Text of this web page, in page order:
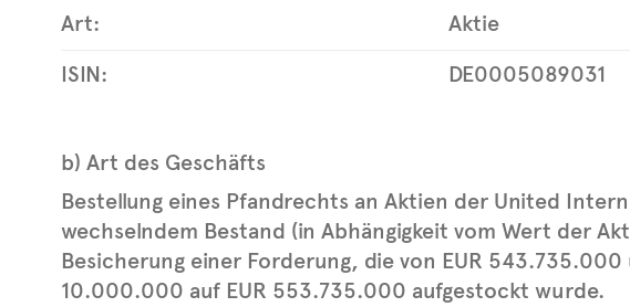
Art:
Aktie
ISIN:
DE0005089031
b) Art des Geschäfts
Bestellung eines Pfandrechts an Aktien der United
wechselndem Bestand (in Abhängigkeit vom Wert der
Besicherung einer Forderung, die von EUR 543.735.000
10.000.000 auf EUR 553.735.000 aufgestockt wurde.